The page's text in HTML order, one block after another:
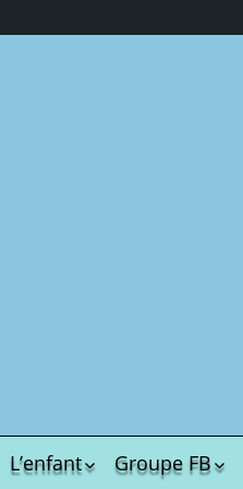
L’enfant
Groupe FB